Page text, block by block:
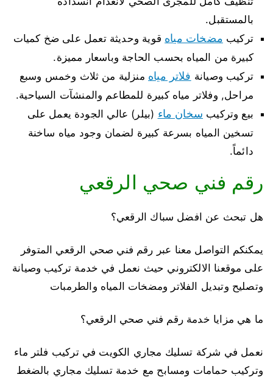
بالمستقبل.
تركيب مضخات مياه قوية وحديثة تعمل على ضخ كميات
كبيرة من المياه بحسب الحاجة وباسعار مميزة.
تركيب وصيانة فلاتر مياه منزلية من ثلاث وخمس وسبع
مراحل, وفلاتر مياه كبيرة للمطاعم والمنشآت السياحية.
بيع وتركيب سخان ماء (بيلر) عالي الجودة يعمل على
تسخين المياه بسرعة كبيرة لضمان وجود مياه ساخنة
دائماً.
رقم فني صحي الرقعي
هل تبحث عن افضل سباك الرقعي؟
يمكنكم التواصل معنا عبر رقم فني صحي الرقعي المتوفر
على موقعنا الالكتروني حيث نعمل في خدمة تركيب وصيانة
وتصليح وتبديل الفلاتر ومضخات المياه والطرمبات
ما هي مزايا خدمة رقم فني صحي الرقعي؟
نعمل في شركة تسليك مجاري الكويت في تركيب فلتر ماء
وتركيب حمامات ومسابح مع خدمة تسليك مجاري بالضغط